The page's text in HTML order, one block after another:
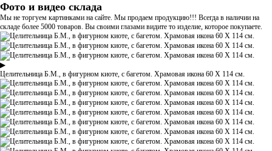
Фото и видео склада
Мы не торгуем картинками на сайте. Мы продаем продукцию!!! Всегда в наличии на
складе более 5000 товаров. Вы своими глазами видите то изделие, которое покупаете.
▶
Целительница Б.М., в фигурном киоте, с багетом. Храмовая икона 60 Х 114 см.